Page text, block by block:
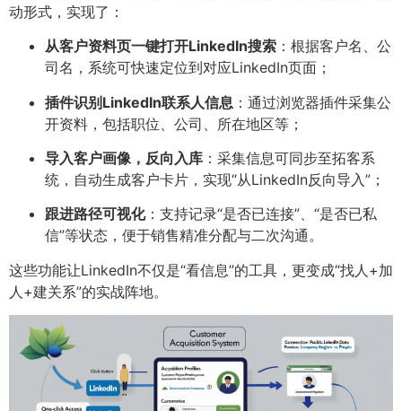
动形式，实现了：
从客户资料页一键打开LinkedIn搜索 ：根据客户名、公
司名，系统可快速定位到对应LinkedIn页面；
插件识别LinkedIn联系人信息 ：通过浏览器插件采集公
开资料，包括职位、公司、所在地区等；
导入客户画像，反向入库 ：采集信息可同步至拓客系
统，自动生成客户卡片，实现“从LinkedIn反向导入”；
跟进路径可视化：支持记录“是否已连接”、“是否已私
信”等状态，便于销售精准分配与二次沟通。
这些功能让LinkedIn不仅是“看信息”的工具，更变成“找人+加
人+建关系”的实战阵地。